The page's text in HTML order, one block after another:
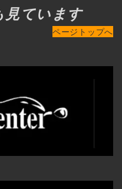
見ています
ページトップへ